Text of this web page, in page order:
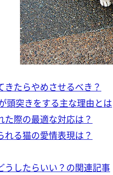
きたらやめさせるべき？
頭突きをする主な理由とは
た際の最適な対応は？
れる猫の愛情表現は？
うしたらいい？の関連記事